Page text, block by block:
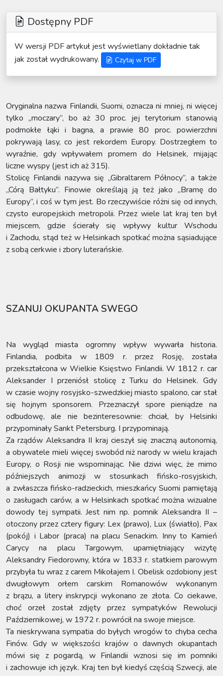
Dostępny PDF
W wersji PDF artykuł jest wyświetlany dokładnie tak
jak został wydrukowany.
Czytaj w PDF
Oryginalna nazwa Finlandii, Suomi, oznacza ni mniej, ni więcej
tylko „moczary”, bo aż 30 proc. jej terytorium stanowią
podmokłe łąki i bagna, a prawie 80 proc. powierzchni
pokrywają lasy, co jest rekordem Europy. Dostrzegłem to
wyraźnie, gdy wpływałem promem do Helsinek, mijając
liczne wyspy (jest ich aż 315).
Stolicę Finlandii nazywa się „Gibraltarem Północy”, a także
„Córą Bałtyku”. Finowie określają ją też jako „Bramę do
Europy”, i coś w tym jest. Bo rzeczywiście różni się od innych,
czysto europejskich metropolii. Przez wiele lat kraj ten był
miejscem, gdzie ścierały się wpływy kultur Wschodu
i Zachodu, stąd też w Helsinkach spotkać można sąsiadujące
z sobą cerkwie i zbory luterańskie.
SZANUJ OKUPANTA SWEGO
Na wygląd miasta ogromny wpływ wywarła historia.
Finlandia, podbita w 1809 r. przez Rosję, została
przekształcona w Wielkie Księstwo Finlandii. W 1812 r. car
Aleksander I przeniósł stolicę z Turku do Helsinek. Gdy
w czasie wojny rosyjsko-szwedzkiej miasto spalono, car stał
się hojnym sponsorem. Przeznaczył spore pieniądze na
odbudowę, ale nie bezinteresownie: chciał, by Helsinki
przypominały Sankt Petersburg. I przypominają.
Za rządów Aleksandra II kraj cieszył się znaczną autonomią,
a obywatele mieli więcej swobód niż narody w wielu krajach
Europy, o Rosji nie wspominając. Nie dziwi więc, że mimo
późniejszych animozji w stosunkach fińsko-rosyjskich,
a zwłaszcza fińsko-radzieckich, mieszkańcy Suomi pamiętają
o zasługach carów, a w Helsinkach spotkać można wizualne
dowody tej sympatii. Jest nim np. pomnik Aleksandra II –
otoczony przez cztery figury: Lex (prawo), Lux (światło), Pax
(pokój) i Labor (praca) na placu Senackim. Inny to Kamień
Carycy na placu Targowym, upamiętniający wizytę
Aleksandry Fiedorowny, która w 1833 r. statkiem parowym
przybyła tu wraz z carem Mikołajem I. Obelisk ozdobiony jest
dwugłowym orłem carskim Romanowów wykonanym
z brązu, a litery inskrypcji wykonano ze złota. Co ciekawe,
choć orzeł został zdjęty przez sympatyków Rewolucji
Październikowej, w 1972 r. powrócił na swoje miejsce.
Ta nieskrywana sympatia do byłych wrogów to chyba cecha
Finów. Gdy w większości krajów o dawnych okupantach
mówi się z pogardą, w Finlandii wznosi się im pomniki
i zachowuje ich język. Kraj ten był kiedyś częścią Szwecji, ale